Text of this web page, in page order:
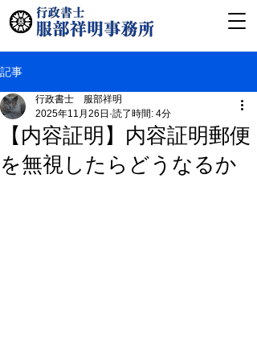
記事
【内容証明】内容証明郵便
を無視したらどうなるか
行政書士 服部祥明
2025年11月26日 読了時間: 4分